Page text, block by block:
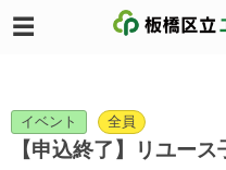
イベント 全員
【申込終了】リユー